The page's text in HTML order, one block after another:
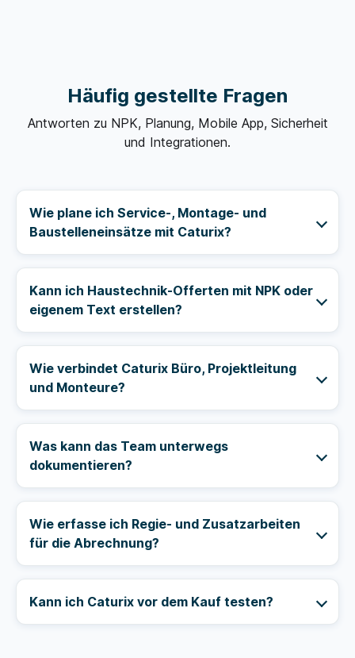
Häufig gestellte Fragen
Antworten zu NPK, Planung, Mobile App, Sicherheit
und Integrationen.
Wie plane ich Service-, Montage- und
Baustelleneinsätze mit Caturix?
Kann ich Haustechnik-Offerten mit NPK oder
eigenem Text erstellen?
Wie verbindet Caturix Büro, Projektleitung
und Monteure?
Was kann das Team unterwegs
dokumentieren?
Wie erfasse ich Regie- und Zusatzarbeiten
für die Abrechnung?
Kann ich Caturix vor dem Kauf testen?